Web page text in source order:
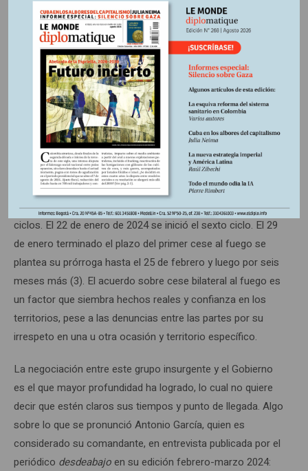
El 11 y 12 de diciembre se dio comienzo el 2º ciclo de
negociaciones y el 9 de enero al 3º ciclo. El 14 de enero de
2024 se prorrogó por otros 6 meses el cese bilateral al
fuego. Es importante decir que actividades de este grupo
tales como extorsiones, amenazas, homicidios y otras no
se han detenido, se han mantenido durante todo el año
2023 y enero de 2024” (2).
La Mesa de diálogo con el Eln se instaló el 21 de
noviembre de 2022. Posteriormente, el 13 de febrero, el 2
de mayo, el 14 de agosto y el 30 de noviembre de 2023 se
dio comienzo a cada uno de los subsiguientes cuatro
ciclos. El 22 de enero de 2024 se inició el sexto ciclo. El 29
de enero terminado el plazo del primer cese al fuego se
plantea su prórroga hasta el 25 de febrero y luego por seis
meses más (3). El acuerdo sobre cese bilateral al fuego es
un factor que siembra hechos reales y confianza en los
territorios, pese a las denuncias entre las partes por su
irrespeto en una u otra ocasión y territorio específico.
La negociación entre este grupo insurgente y el Gobierno
es el que mayor profundidad ha logrado, lo cual no quiere
decir que estén claros sus tiempos y punto de llegada. Algo
sobre lo que se pronunció Antonio García, quien es
considerado su comandante, en entrevista publicada por el
periódico desdeabajoen su edición febrero-marzo 2024: